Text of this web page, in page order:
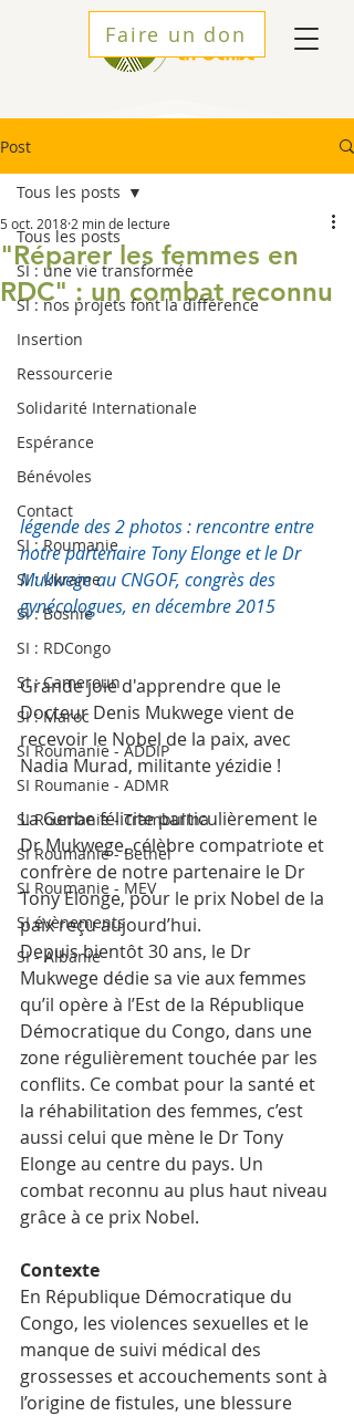
Faire un don
Post
Tous les posts
SI : une vie transformée
SI : nos projets font la différence
Insertion
Ressourcerie
Solidarité Internationale
Espérance
Bénévoles
Contact
SI : Roumanie
SI : Ukraine
SI : Bosnie
SI : RDCongo
SI : Cameroun
SI : Maroc
SI Roumanie - ADDIP
SI Roumanie - ADMR
SI Roumanie - Trambulina
SI Roumanie - Bethel
SI Roumanie - MEV
SI évènements
SI - Albanie
Tous les posts
"Réparer les femmes en
RDC" : un combat reconnu
5 oct. 2018 2 min de lecture
légende des 2 photos : rencontre entre
notre partenaire Tony Elonge et le Dr
Mukwege au CNGOF, congrès des
gynécologues, en décembre 2015
Grande joie d'apprendre que le
Docteur Denis Mukwege vient de
recevoir le Nobel de la paix, avec
Nadia Murad, militante yézidie !
La Gerbe félicite particulièrement le
Dr Mukwege, célèbre compatriote et
confrère de notre partenaire le Dr
Tony Elonge, pour le prix Nobel de la
paix reçu aujourd’hui.
Depuis bientôt 30 ans, le Dr
Mukwege dédie sa vie aux femmes
qu’il opère à l’Est de la République
Démocratique du Congo, dans une
zone régulièrement touchée par les
conflits. Ce combat pour la santé et
la réhabilitation des femmes, c’est
aussi celui que mène le Dr Tony
Elonge au centre du pays. Un
combat reconnu au plus haut niveau
grâce à ce prix Nobel.
Contexte
En République Démocratique du
Congo, les violences sexuelles et le
manque de suivi médical des
grossesses et accouchements sont à
l’origine de fistules, une blessure